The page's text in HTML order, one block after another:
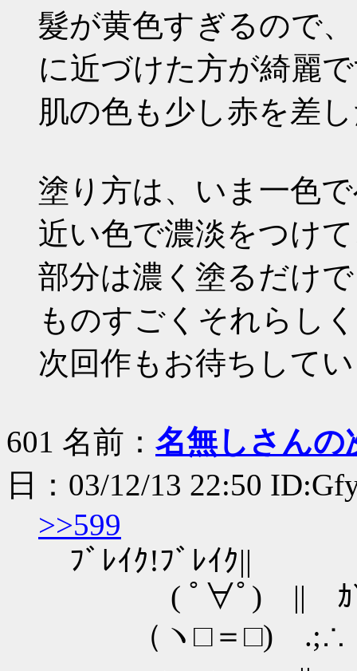
髮が黄色すぎるので
に近づけた方が綺麗
肌の色も少し赤を差
塗り方は、いま一色
近い色で濃淡をつけ
部分は濃く塗るだけで
ものすごくそれらし
次回作もお待ちして
601 名前： 名無しさんの
日：03/12/13 22:50
>>599
ﾌﾞﾚｲｸ!ﾌﾞﾚｲｸ||
( ﾟ∀ﾟ) || ｶﾞｶ
（ヽ□＝□)